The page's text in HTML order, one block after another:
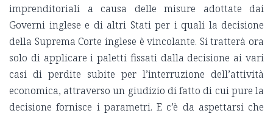
imprenditoriali a causa delle misure adottate dai
Governi inglese e di altri Stati per i quali la decisione
della Suprema Corte inglese è vincolante. Si tratterà ora
solo di applicare i paletti fissati dalla decisione ai vari
casi di perdite subite per l’interruzione dell’attività
economica, attraverso un giudizio di fatto di cui pure la
decisione fornisce i parametri. E c’è da aspettarsi che